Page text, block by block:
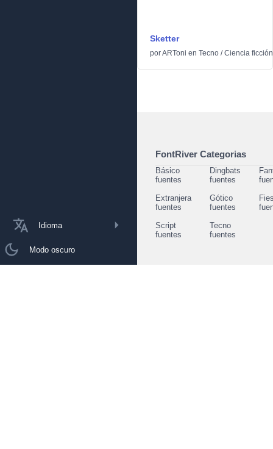
Idioma
Modo oscuro
Sketter
porARToni en Tecno /Ciencia ficción
FontRiver Categorias
Básico
fuentes
Dingbats
fuentes
Extranjera
fuentes
Gótico
fuentes
Script
fuentes
Tecno
fuentes